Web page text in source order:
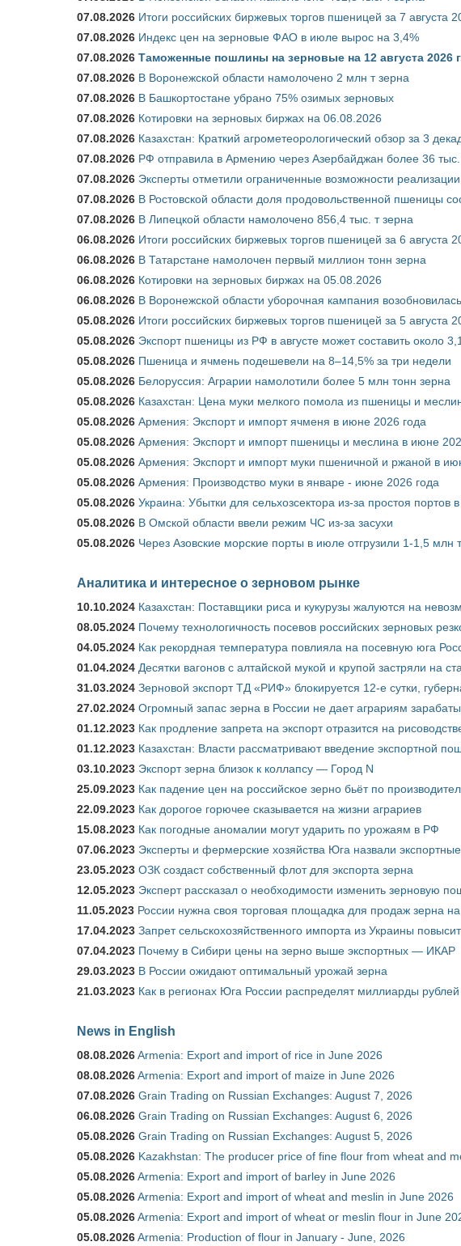
07.08.2026 Итоги российских биржевых торгов пшеницей за 7 августа
07.08.2026 Индекс цен на зерновые ФАО в июле вырос на 3,4%
07.08.2026 Таможенные пошлины на зерновые на 12 августа 2026
07.08.2026 В Воронежской области намолочено 2 млн т зерна
07.08.2026 В Башкортостане убрано 75% озимых зерновых
07.08.2026 Котировки на зерновых биржах на 06.08.2026
07.08.2026 Казахстан: Краткий агрометеорологический обзор за 3
07.08.2026 РФ отправила в Армению через Азербайджан более 36 тыс.
07.08.2026 Эксперты отметили ограниченные возможности
07.08.2026 В Ростовской области доля продовольственной пшеницы
07.08.2026 В Липецкой области намолочено 856,4 тыс. т зерна
06.08.2026 Итоги российских биржевых торгов пшеницей за 6 августа
06.08.2026 В Татарстане намолочен первый миллион тонн зерна
06.08.2026 Котировки на зерновых биржах на 05.08.2026
06.08.2026 В Воронежской области уборочная кампания
05.08.2026 Итоги российских биржевых торгов пшеницей за 5 августа
05.08.2026 Экспорт пшеницы из РФ в августе может составить около
05.08.2026 Пшеница и ячмень подешевели на 8–14,5% за три недели
05.08.2026 Белоруссия: Аграрии намолотили более 5 млн тонн зерна
05.08.2026 Казахстан: Цена муки мелкого помола из пшеницы и
05.08.2026 Армения: Экспорт и импорт ячменя в июне 2026 года
05.08.2026 Армения: Экспорт и импорт пшеницы и меслина в июне
05.08.2026 Армения: Экспорт и импорт муки пшеничной и ржаной в
05.08.2026 Армения: Производство муки в январе - июне 2026 года
05.08.2026 Украина: Убытки для сельхозсектора из-за простоя портов
05.08.2026 В Омской области ввели режим ЧС из-за засухи
05.08.2026 Через Азовские морские порты в июле отгрузили 1-1,5
Аналитика и интересное о зерновом рынке
10.10.2024 Казахстан: Поставщики риса и кукурузы жалуются на
08.05.2024 Почему технологичность посевов российских зерновых
04.05.2024 Как рекордная температура повлияла на посевную юга
01.04.2024 Десятки вагонов с алтайской мукой и крупой застряли на
31.03.2024 Зерновой экспорт ТД «РИФ» блокируется 12-е сутки,
27.02.2024 Огромный запас зерна в России не дает аграриям
01.12.2023 Как продление запрета на экспорт отразится на
01.12.2023 Казахстан: Власти рассматривают введение экспортной
03.10.2023 Экспорт зерна близок к коллапсу — Город N
25.09.2023 Как падение цен на российское зерно бьёт по
22.09.2023 Как дорогое горючее сказывается на жизни аграриев
15.08.2023 Как погодные аномалии могут ударить по урожаям в РФ
07.06.2023 Эксперты и фермерские хозяйства Юга назвали
23.05.2023 ОЗК создаст собственный флот для экспорта зерна
12.05.2023 Эксперт рассказал о необходимости изменить зерновую
11.05.2023 России нужна своя торговая площадка для продаж зерна
17.04.2023 Запрет сельскохозяйственного импорта из Украины
07.04.2023 Почему в Сибири цены на зерно выше экспортных — ИКАР
29.03.2023 В России ожидают оптимальный урожай зерна
21.03.2023 Как в регионах Юга России распределят миллиарды
News in English
08.08.2026Armenia: Export and import of rice in June 2026
08.08.2026Armenia: Export and import of maize in June 2026
07.08.2026 Grain Trading on Russian Exchanges: August 7, 2026
06.08.2026 Grain Trading on Russian Exchanges: August 6, 2026
05.08.2026 Grain Trading on Russian Exchanges: August 5, 2026
05.08.2026 Kazakhstan: The producer price of fine flour from wheat and
05.08.2026Armenia: Export and import of barley in June 2026
05.08.2026Armenia: Export and import of wheat and meslin in June 2026
05.08.2026Armenia: Export and import of wheat or meslin flour in June
05.08.2026Armenia: Production of flour in January - June, 2026